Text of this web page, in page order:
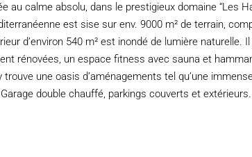
au calme absolu, dans le prestigieux domaine “Les
est sise sur env. 9000 m² de terrain,
d’environ 540 m² est inondé de lumière
rénovées, un espace fitness avec sauna et
trouve une oasis d’aménagements tel qu’une
double chauffé, parkings couverts et